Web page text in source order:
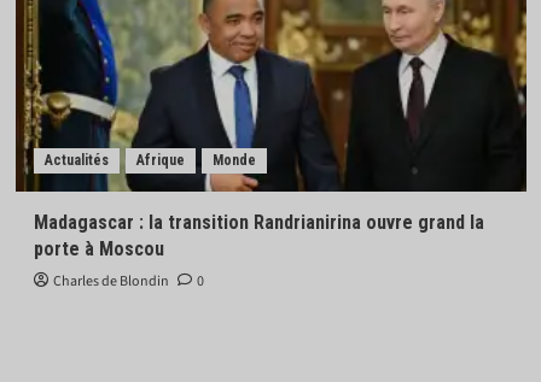
Actualités Afrique Monde
Madagascar : la transition Randrianirina ouvre grand la
porte à Moscou
Charles de Blondin 0